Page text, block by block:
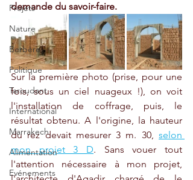
Projets
Nature
Berbère
Politique
Taroudant
International
Marrakech
Alimentation
Evénements
demande du savoir-faire.
Sur la première photo (prise, pour une
fois, sous un ciel nuageux !), on voit
l'installation de coffrage, puis, le
résultat obtenu. A l'origine, la hauteur
du rez devait mesurer 3 m. 30, selon
mon projet 3 D. Sans vouer tout
l'attention nécessaire à mon projet,